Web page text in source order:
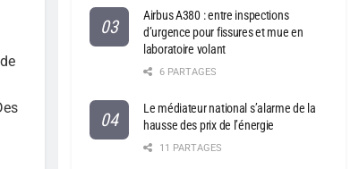
Airbus A380 : entre inspections
d’urgence pour fissures et mue en
laboratoire volant
6 PARTAGES
Le médiateur national s’alarme de la
hausse des prix de l’énergie
11 PARTAGES